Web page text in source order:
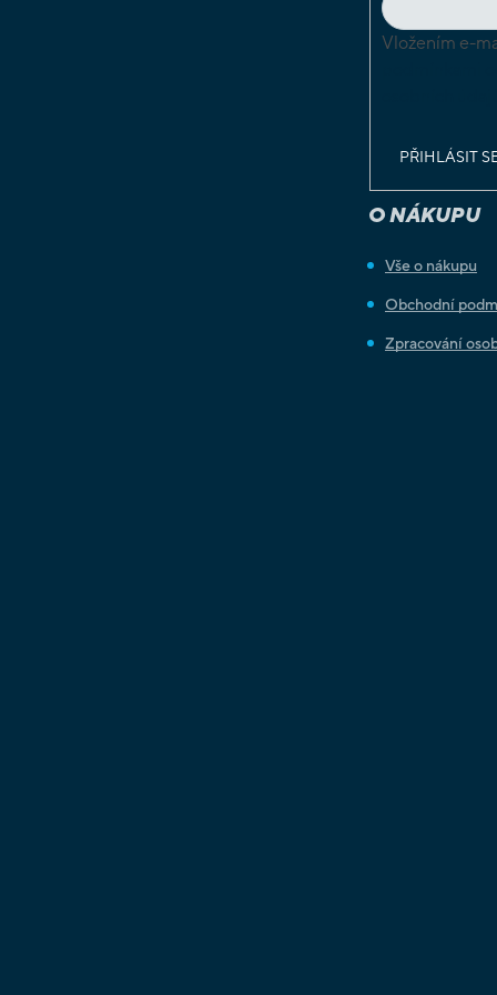
Vložením e-
PŘIHLÁSIT
O NÁKUPU
Vše o nákupu
Obchodní
Zpracování